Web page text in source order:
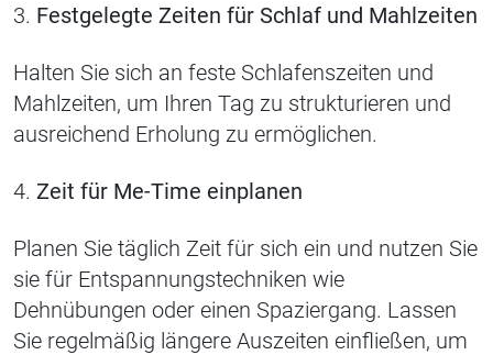
3. Festgelegte Zeiten für Schlaf und Mahlzeiten
Halten Sie sich an feste Schlafenszeiten und
Mahlzeiten, um Ihren Tag zu strukturieren und
ausreichend Erholung zu ermöglichen.
4. Zeit für Me-Time einplanen
Planen Sie täglich Zeit für sich ein und nutzen Sie
sie für Entspannungstechniken wie
Dehnübungen oder einen Spaziergang. Lassen
Sie regelmäßig längere Auszeiten einfließen, um